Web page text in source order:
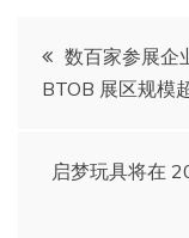
文
导
数百家参展企
BTOB 展区规模
启梦玩具将在